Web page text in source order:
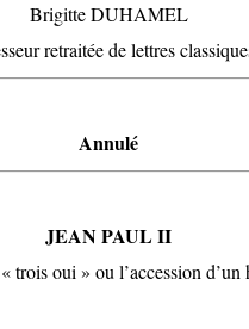
Brigitte DUHAMEL
retraitée de lettres
Annulé
JEAN PAUL II
oui » ou l’accession d’un